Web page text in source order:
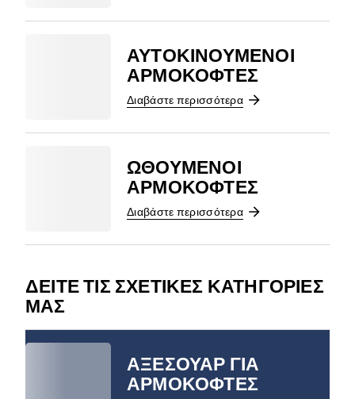
ΑΥΤΟΚΙΝΟΎΜΕΝΟΙ
ΑΡΜΟΚΌΦΤΕΣ
Διαβάστε περισσότερα
ΩΘΟΎΜΕΝΟΙ
ΑΡΜΟΚΌΦΤΕΣ
Διαβάστε περισσότερα
ΔΕΊΤΕ ΤΙΣ ΣΧΕΤΙΚΈΣ ΚΑΤΗΓΟΡΊΕΣ
ΜΑΣ
ΑΞΕΣΟΥΆΡ ΓΙΑ
ΑΡΜΟΚΌΦΤΕΣ